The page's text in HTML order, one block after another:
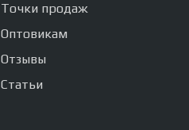
Точки продаж
Оптовикам
Отзывы
Статьи